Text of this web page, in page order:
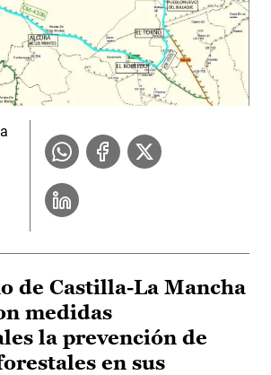
de Castilla-La Mancha
medidas
la prevención de
en sus